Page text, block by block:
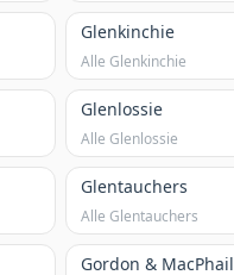
Glenkinchie
Alle Glenkinchie
Glenlossie
Alle Glenlossie
Glentauchers
Alle Glentauchers
Gordon & MacPhail